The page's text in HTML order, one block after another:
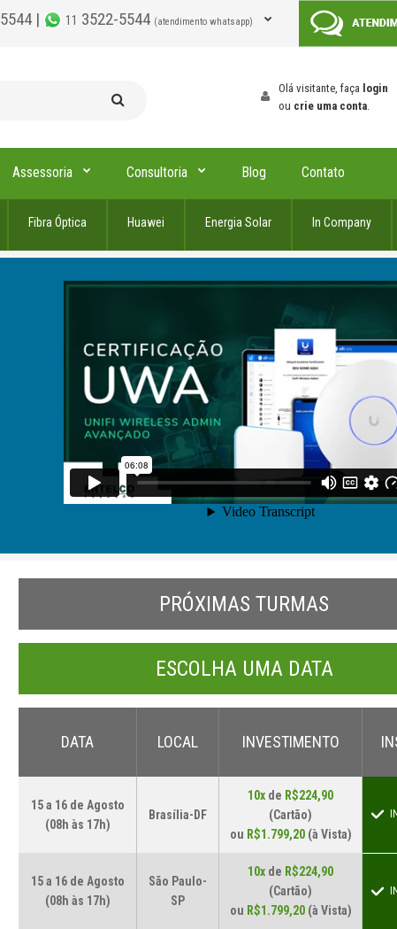
| 11 3522-5544 (atendimento whatsapp)
Olá visitante, faça login
ou crie uma conta.
Assessoria Consultoria Blog Contato
Fibra Óptica Huawei Energia Solar In Company
PRÓXIMAS TURMAS
ESCOLHA UMA DATA
DATA LOCAL INVESTIMENTO
15 a 16 de Agosto
(08h às 17h)
Brasília-DF
10x de R$224,90
(Cartão)
ou R$1.799,20(à Vista)
15 a 16 de Agosto
(08h às 17h)
São Paulo-
SP
10x de R$224,90
(Cartão)
ou R$1.799,20(à Vista)